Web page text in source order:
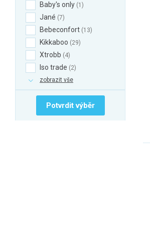
Baby's only 1
Jané 7
Bebeconfort 13
Kikkaboo 29
Xtrobb 4
Iso trade
2
zobrazit vše
Potvrdit výběr